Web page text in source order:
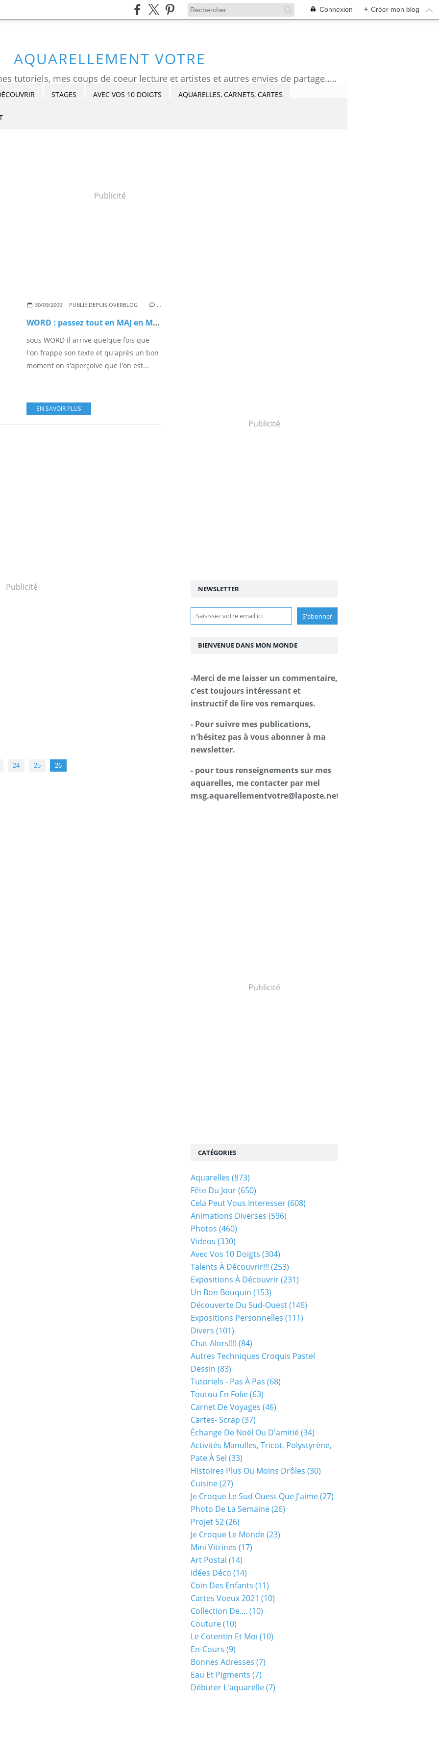
Connexion + Créer mon blog
AQUARELLEMENT VOTRE
découvrez mes aquarelles, mes tutoriels, mes coups de coeur lecture et artistes et autres envies de partage....Céline Castaingt-T.
STAGES AVEC VOS 10 DOIGTS AQUARELLES, CARNETS, CARTES
Publicité
30/09/2009 PUBLIÉ DEPUIS OVERBLOG …
WORD : passez tout en MAJ en MIN ...
sous WORD il arrive quelque fois que
l'on frappe son texte et qu'après un bon
moment on s'aperçoive que l'on est...
EN SAVOIR PLUS
Publicité
24 25 26
Publicité
NEWSLETTER
Publicité
CATÉGORIES
Aquarelles (873)
Fête Du Jour(650)
Cela Peut Vous Interesser(608)
Animations Diverses (596)
Photos (460)
Videos (330)
Avec Vos 10 Doigts (304)
Talents À Découvrir!!! (253)
Expositions À Découvrir(231)
Un Bon Bouquin (153)
Découverte Du Sud-Ouest(146)
Expositions Personnelles (111)
Divers (101)
Chat Alors!!!! (84)
Autres Techniques Croquis Pastel
Dessin (83)
Tutoriels - Pas À Pas (68)
Toutou En Folie(63)
Carnet De Voyages (46)
Cartes- Scrap (37)
Échange De Noël Ou D'amitié(34)
Activités Manulles, Tricot, Polystyrène,
Pate À Sel (33)
Histoires Plus Ou Moins Drôles (30)
Cuisine(27)
Je Croque Le Sud Ouest Que J'aime(27)
Photo De La Semaine(26)
Projet 52(26)
Je Croque Le Monde(23)
Mini Vitrines (17)
Art Postal (14)
Idées Déco (14)
Coin Des Enfants (11)
Cartes Voeux 2021 (10)
Collection De.... (10)
Couture(10)
Le Cotentin Et Moi (10)
En-Cours (9)
Bonnes Adresses (7)
Eau Et Pigments (7)
Débuter L'aquarelle(7)
BIENVENUE DANS MON MONDE
-Merci de me laisser un commentaire,
c'est toujours intéressant et
instructif de lire vos remarques.
- Pour suivre mes publications,
n'hésitez pas à vous abonner à ma
newsletter.
- pour tous renseignements sur mes
aquarelles, me contacter par mel
msg.aquarellementvotre@laposte.net